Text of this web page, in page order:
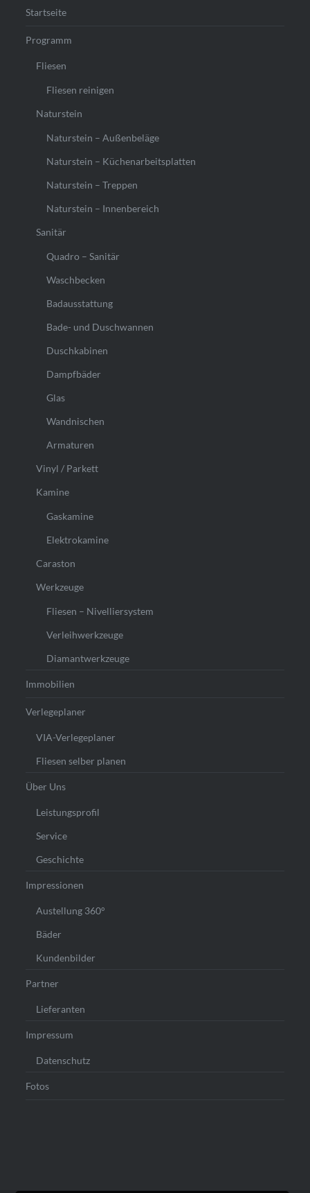
Startseite
Programm
Fliesen
Fliesen reinigen
Naturstein
Naturstein – Außenbeläge
Naturstein – Küchenarbeitsplatten
Naturstein – Treppen
Naturstein – Innenbereich
Sanitär
Quadro – Sanitär
Waschbecken
Badausstattung
Bade- und Duschwannen
Duschkabinen
Dampfbäder
Glas
Wandnischen
Armaturen
Vinyl / Parkett
Kamine
Gaskamine
Elektrokamine
Caraston
Werkzeuge
Fliesen – Nivelliersystem
Verleihwerkzeuge
Diamantwerkzeuge
Immobilien
Verlegeplaner
VIA-Verlegeplaner
Fliesen selber planen
Über Uns
Leistungsprofil
Service
Geschichte
Impressionen
Austellung 360°
Bäder
Kundenbilder
Partner
Lieferanten
Impressum
Datenschutz
Fotos